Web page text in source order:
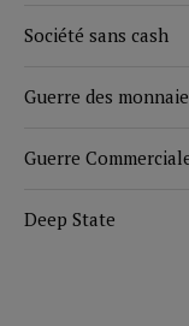
Société sans cash
Guerre des
Guerre
Deep State